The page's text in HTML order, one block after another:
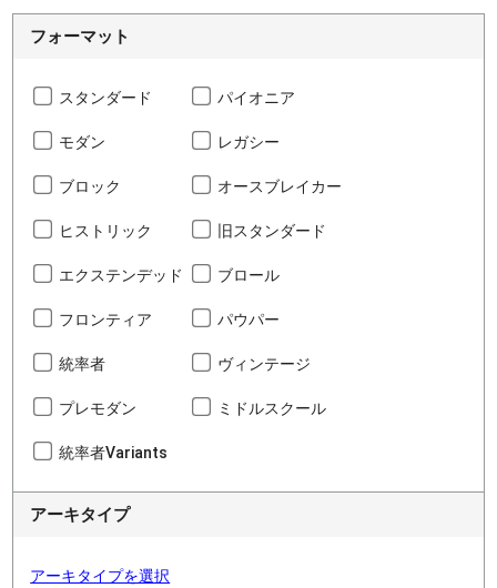
フォーマット
スタンダード パイオニア
モダン レガシー
ブロック オースブレイカー
ヒストリック 旧スタンダード
エクステンデッド ブロール
フロンティア パウパー
統率者 ヴィンテージ
プレモダン ミドルスクール
統率者Variants
アーキタイプ
アーキタイプを選択